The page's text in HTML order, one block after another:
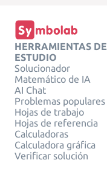
HERRAMIENTAS DE
ESTUDIO
Solucionador
Matemático de IA
AI Chat
Problemas populares
Hojas de trabajo
Hojas de referencia
Calculadoras
Calculadora gráfica
Verificar solución